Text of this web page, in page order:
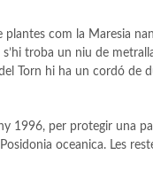
plantes com la Maresia
troba un niu de
Torn hi ha un cordó de
1996, per protegir una
oceanica. Les